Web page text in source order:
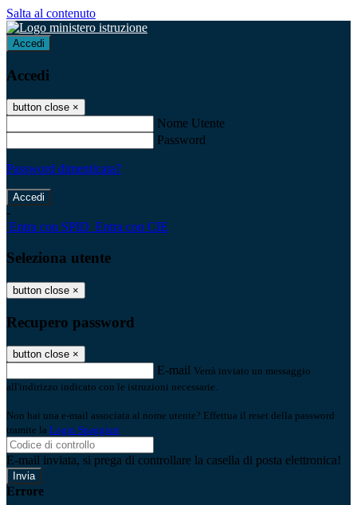
Salta al contenuto
Accedi
Accedi
button close ×
Nome Utente
Password
Password dimenticata?
-
Entra con SPID Entra con CIE
Seleziona utente
button close ×
Recupero password
button close ×
E-mail Verrà inviato un messaggio
all'indirizzo indicato con le istruzioni necessarie.
Non hai una e-mail associata al nome utente? Effettua il reset della password
tramite la Login Spaggiari
E-mail inviata, si prega di controllare la casella di posta elettronica!
Errore